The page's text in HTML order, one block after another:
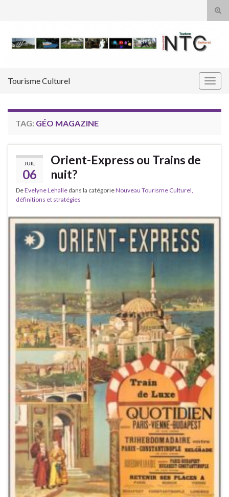
Tourisme Culturel
TAG: GÉO MAGAZINE
JUIL
06
Orient-Express ou Trains de
nuit?
DeEvelyne Lehalle dans la catégorieNouveau Tourisme Culturel,
définitions et stratégies